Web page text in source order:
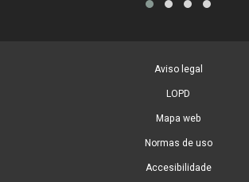
Aviso legal
LOPD
Mapa web
Normas de uso
Accesibilidade